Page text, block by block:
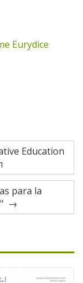
Eurydice
Education
para la